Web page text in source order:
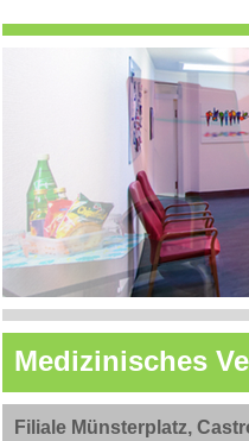
Medizinisches
Filiale Münsterplatz,